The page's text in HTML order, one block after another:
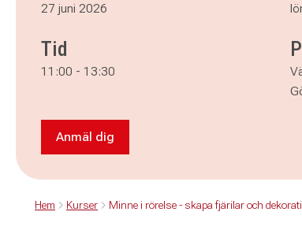
27 juni 2026
Tid
11:00 - 13:30
Anmäl dig till Minne i rörelse - skapa
Anmäl dig
Hem Kurser Minne i rörelse - skapa fjärilar och